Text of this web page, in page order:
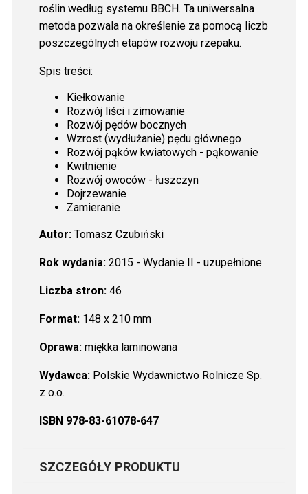
roślin według systemu BBCH. Ta uniwersalna
metoda pozwala na określenie za pomocą liczb
poszczególnych etapów rozwoju rzepaku.
Spis treści:
Kiełkowanie
Rozwój liści i zimowanie
Rozwój pędów bocznych
Wzrost (wydłużanie) pędu głównego
Rozwój pąków kwiatowych - pąkowanie
Kwitnienie
Rozwój owoców - łuszczyn
Dojrzewanie
Zamieranie
Autor:Tomasz Czubiński
Rok wydania:2015 - Wydanie II - uzupełnione
Liczba stron:46
Format:148 x 210 mm
Oprawa:miękka laminowana
Wydawca: Polskie Wydawnictwo Rolnicze Sp.
z o.o.
ISBN 978-83-61078-647
SZCZEGÓŁY PRODUKTU